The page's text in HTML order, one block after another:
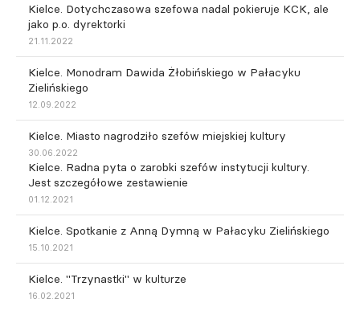
Kielce. Dotychczasowa szefowa nadal pokieruje KCK, ale
jako p.o. dyrektorki
21.11.2022
Kielce. Monodram Dawida Żłobińskiego w Pałacyku
Zielińskiego
12.09.2022
Kielce. Miasto nagrodziło szefów miejskiej kultury
30.06.2022
Kielce. Radna pyta o zarobki szefów instytucji kultury.
Jest szczegółowe zestawienie
01.12.2021
Kielce. Spotkanie z Anną Dymną w Pałacyku Zielińskiego
15.10.2021
Kielce. "Trzynastki" w kulturze
16.02.2021